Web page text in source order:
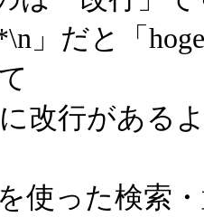
」だと「
改行がある
使った検索